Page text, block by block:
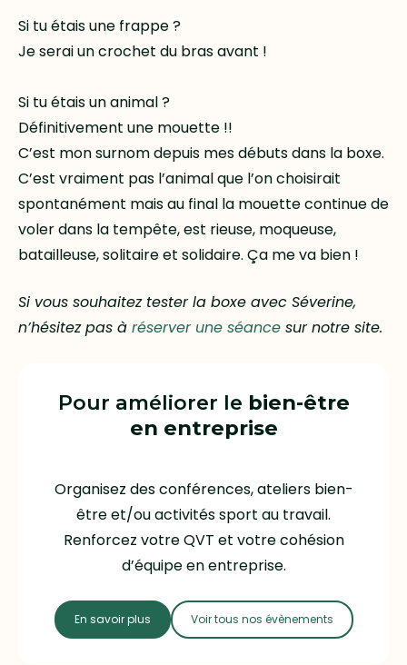
Si tu étais une frappe ?
Je serai un crochet du bras avant !
Si tu étais un animal ?
Définitivement une mouette !!
C’est mon surnom depuis mes débuts dans la boxe.
C’est vraiment pas l’animal que l’on choisirait
spontanément mais au final la mouette continue de
voler dans la tempête, est rieuse, moqueuse,
batailleuse, solitaire et solidaire. Ça me va bien !
Si vous souhaitez tester la boxe avec Séverine,
n’hésitez pas à réserver une séance sur notre site.
Pour améliorer le bien-être
en entreprise
Organisez des conférences, ateliers bien-
être et/ou activités sport au travail.
Renforcez votre QVT et votre cohésion
d’équipe en entreprise.
En savoir plus Voir tous nos évènements